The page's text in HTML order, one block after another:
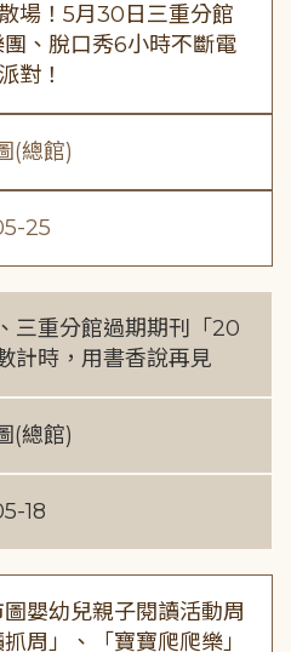
場！5月30日三重分館
、脫口秀6小時不斷電
對！
(總館)
25
三重分館過期期刊「20
計時，用書香說再見
(總館)
18
圖嬰幼兒親子閱讀活動周
周」、「寶寶爬爬樂」